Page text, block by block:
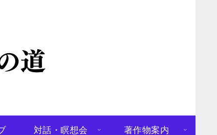
対話・瞑想会 著作物案内